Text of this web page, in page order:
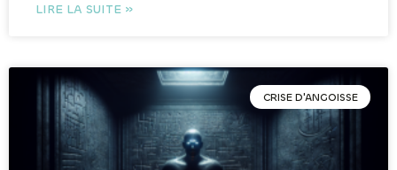
LIRE LA SUITE »
CRISE D'ANGOISSE